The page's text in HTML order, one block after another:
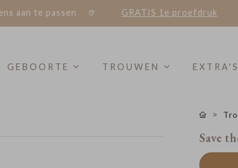
aan te passen GRATIS 1e proefdruk
GEBOORTE TROUWEN EXTRA'S
Save